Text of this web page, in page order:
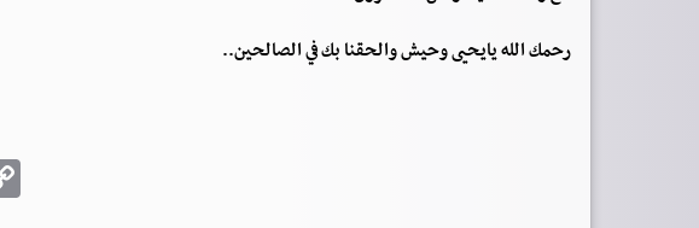
رحمك الله يايحيى وحيش والحقنا بك في الصالحين..
C
o
p